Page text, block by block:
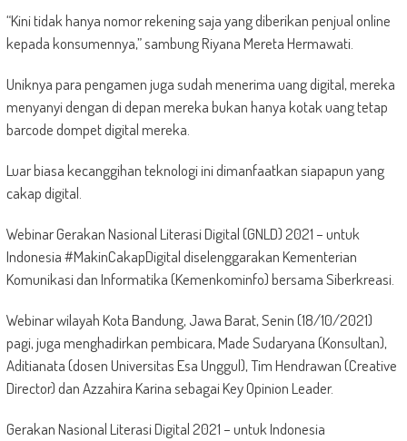
“Kini tidak hanya nomor rekening saja yang diberikan penjual online
kepada konsumennya,” sambung Riyana Mereta Hermawati.
Uniknya para pengamen juga sudah menerima uang digital, mereka
menyanyi dengan di depan mereka bukan hanya kotak uang tetap
barcode dompet digital mereka.
Luar biasa kecanggihan teknologi ini dimanfaatkan siapapun yang
cakap digital.
Webinar Gerakan Nasional Literasi Digital (GNLD) 2021 – untuk
Indonesia #MakinCakapDigital diselenggarakan Kementerian
Komunikasi dan Informatika (Kemenkominfo) bersama Siberkreasi.
Webinar wilayah Kota Bandung, Jawa Barat, Senin (18/10/2021)
pagi, juga menghadirkan pembicara, Made Sudaryana (Konsultan),
Aditianata (dosen Universitas Esa Unggul), Tim Hendrawan (Creative
Director) dan Azzahira Karina sebagai Key Opinion Leader.
Gerakan Nasional Literasi Digital 2021 – untuk Indonesia